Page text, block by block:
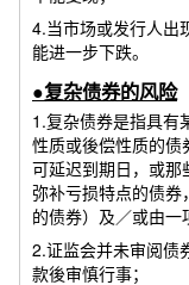
4.当市场或发行人出
能进一步下跌。
●复杂债券的风险
1.复杂债券是指具有
性质或後偿性质的债
可延迟到期日，或
弥补亏损特点的债
的债券）及／或由一
2.证监会并未审阅债
款後审慎行事；